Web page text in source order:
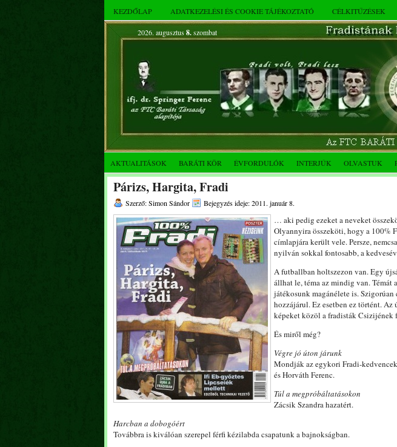
KEZDŐLAP ADATKEZELÉSI ÉS COOKIE TÁJÉKOZTATÓ CÉLKITŰZÉSEK
2026. augusztus 8.szombat
AKTUALITÁSOK BARÁTI KÖR ÉVFORDULÓK INTERJÚK OLVASTUK
Párizs, Hargita, Fradi
Szerző: Simon Sándor Bejegyzés ideje: 2011. január 8.
… aki pedig ezeket a neveket
Olyannyira összeköti, hogy a 100%
címlapjára került vele. Persze,
nyilván sokkal fontosabb, a
A futballban holtszezon van. Egy
állhat le, téma az mindig van. Témát
játékosunk magánélete is. Szigorúan
hozzájárul. Ez esetben ez történt. Az
képeket közöl a fradisták
És miről még?
Végre jó úton járunk
Mondják az egykori Fradi-
és Horváth Ferenc.
Túl a megpróbáltatásokon
Zácsik Szandra hazatért.
Harcban a dobogóért
Továbbra is kiválóan szerepel férfi kézilabda csapatunk a bajnokságban.